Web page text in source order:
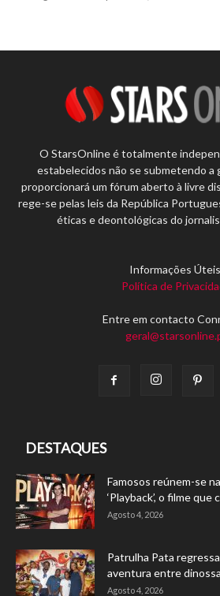
O StarsOnline é totalmente
estabelecidos não se submetendo a
proporcionará um fórum aberto à livre
rege-se pelas leis da República
éticas e deontológicas do
Informações
Política de
Entre em contacto
DESTAQUES
Famosos reúnem-se
‘Playback’, o filme que
Agosto 4, 2026
Patrulha Pata
aventura entre
Agosto 4, 2026